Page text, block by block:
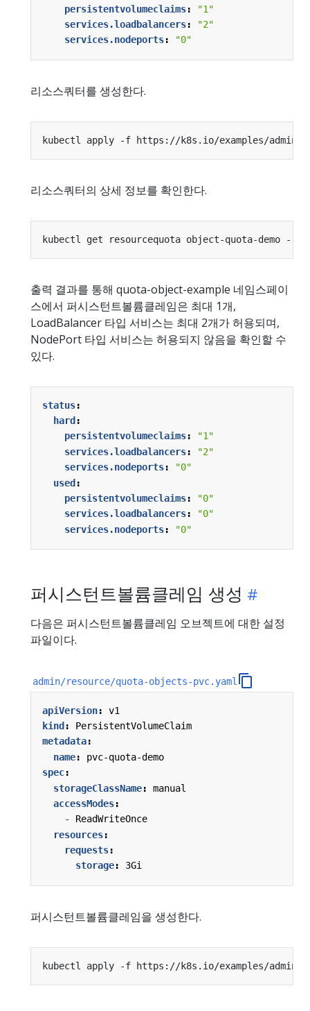
persistentvolumeclaims:
"1"
services.loadbalancers:
"2"
services.nodeports: "0"
리소스쿼터를 생성한다.
kubectl apply -f https://k8s.io/examples/admin/
리소스쿼터의 상세 정보를 확인한다.
kubectl get resourcequota object-quota-demo --
출력 결과를 통해 quota-object-example 네임스페이
스에서 퍼시스턴트볼륨클레임은 최대 1개,
LoadBalancer 타입 서비스는 최대 2개가 허용되며,
NodePort 타입 서비스는 허용되지 않음을 확인할 수
있다.
status:
hard :
persistentvolumeclaims:
"1"
services.loadbalancers:
"2"
services.nodeports:
"0"
used :
persistentvolumeclaims:
"0"
services.loadbalancers:
"0"
services.nodeports: "0"
퍼시스턴트볼륨클레임 생성
다음은 퍼시스턴트볼륨클레임 오브젝트에 대한 설정
파일이다.
admin/resource/quota-objects-pvc.yaml
apiVersion:
v1
kind :
PersistentVolumeClaim
metadata:
name:
pvc-quota-demo
spec:
storageClassName:
manual
accessModes:
- ReadWriteOnce
resources:
requests:
storage: 3Gi
퍼시스턴트볼륨클레임을 생성한다.
kubectl apply -f https://k8s.io/examples/admin/